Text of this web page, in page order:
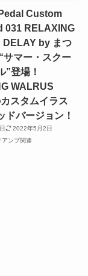
Custom
031 RELAXING
DELAY by まつ
サマー・スクー
”登場！
WALRUS
スタムイラス
ドバージョン！
2022年5月2日
アンプ関連